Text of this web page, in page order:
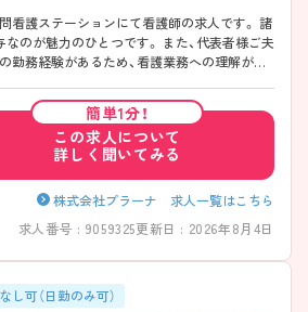
護ステーションにて看護師の求人です。 諸
のひとつです。 また、代表者様ご夫
勤務経験があるため、看護業務への理解が深
簡単1分！
この求人について
詳しく聞いてみる
株式会社プラーナ 求人一覧はこちら
求人番号 : 9059325更新日 : 2026年8月4日
し可（日勤のみ可）